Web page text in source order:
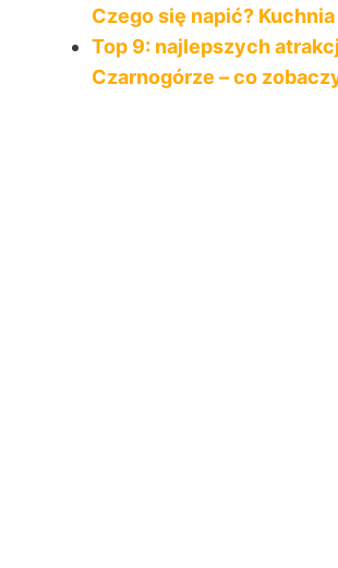
Czego się napić?
Top 9: najlepszych
Czarnogórze – co